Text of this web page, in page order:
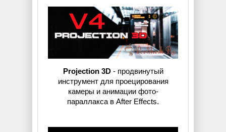
Projection 3D- продвинутый
инструмент для проецирования
камеры и анимации фото-
параллакса в After Effects.